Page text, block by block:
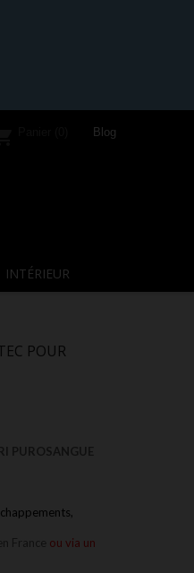
Blog
INTÉRIEUR
POUR
ou via un